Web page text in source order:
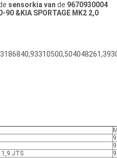
sensorkia van de 9670930004
&KIA SPORTAGE MK2 2,0
1,9 JTS